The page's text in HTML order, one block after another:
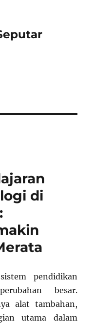
di
pendidikan
besar.
alat tambahan,
utama dalam